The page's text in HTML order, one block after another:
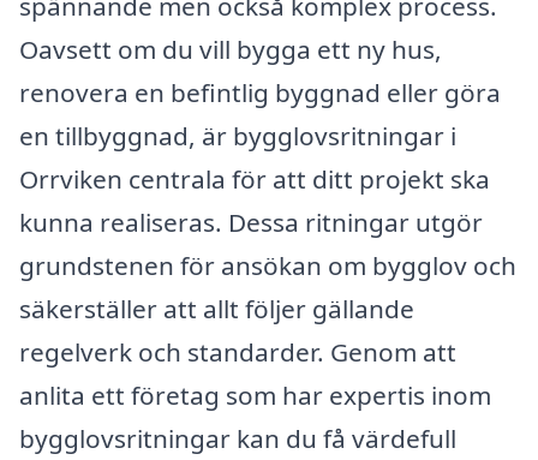
Oavsett om du vill bygga ett ny hus,
renovera en befintlig byggnad eller göra
en tillbyggnad, är bygglovsritningar i
Orrviken centrala för att ditt projekt ska
kunna realiseras. Dessa ritningar utgör
grundstenen för ansökan om bygglov och
säkerställer att allt följer gällande
regelverk och standarder. Genom att
anlita ett företag som har expertis inom
bygglovsritningar kan du få värdefull